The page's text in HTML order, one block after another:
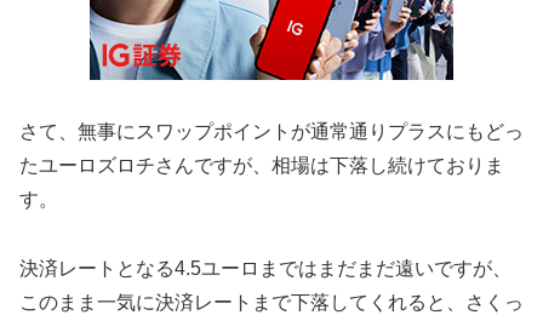
さて、無事にスワップポイントが通常通りプラスにもどっ
たユーロズロチさんですが、相場は下落し続けておりま
す。
決済レートとなる4.5ユーロまではまだまだ遠いですが、
このまま一気に決済レートまで下落してくれると、さくっ